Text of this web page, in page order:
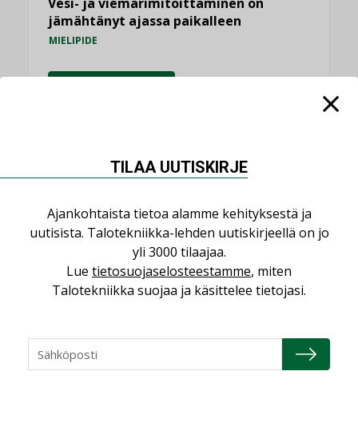
jämähtänyt ajassa paikalleen
MIELIPIDE
Consti
Refair
Granlund Oy
NIMITYKSET
TILAA UUTISKIRJE
Ajankohtaista tietoa alamme kehityksestä ja
uutisista. Talotekniikka-lehden uutiskirjeellä on jo
yli 3000 tilaajaa.
Lue tietosuojaselosteestamme, miten
Talotekniikka suojaa ja käsittelee tietojasi.